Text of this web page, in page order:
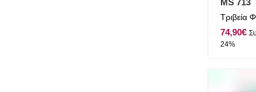
MS 713
Τριβεία
€